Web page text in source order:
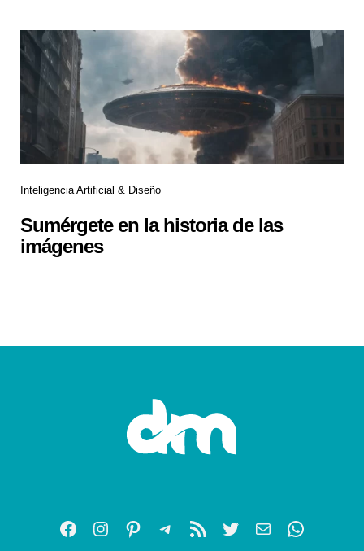
Inteligencia Artificial & Diseño
Sumérgete en la historia de las
imágenes